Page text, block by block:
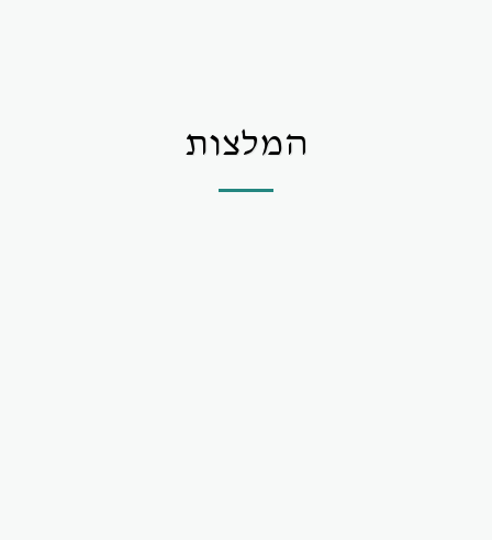
המלצות